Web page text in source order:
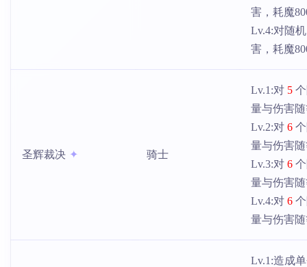
害，耗魔
Lv.4:对随
害，耗魔
圣辉裁决 骑士
Lv.1:对 5
量与伤害
Lv.2:对 6
量与伤害
Lv.3:对 6
量与伤害
Lv.4:对 6
量与伤害
Lv.1:造成